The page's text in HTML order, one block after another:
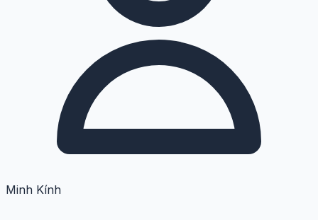
Minh Kính